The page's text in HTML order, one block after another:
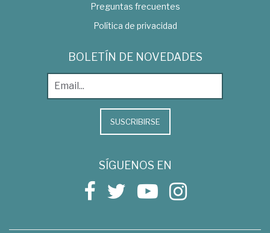
Preguntas frecuentes
Política de privacidad
BOLETÍN DE NOVEDADES
SUSCRIBIRSE
SÍGUENOS EN